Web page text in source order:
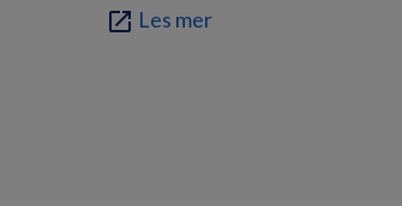
open_in_new Les mer